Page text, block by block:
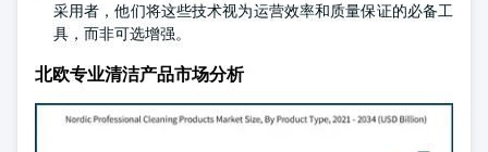
采用者，他们将这些技术视为运营效率和质量保证的必备工
具，而非可选增强。
北欧专业清洁产品市场分析